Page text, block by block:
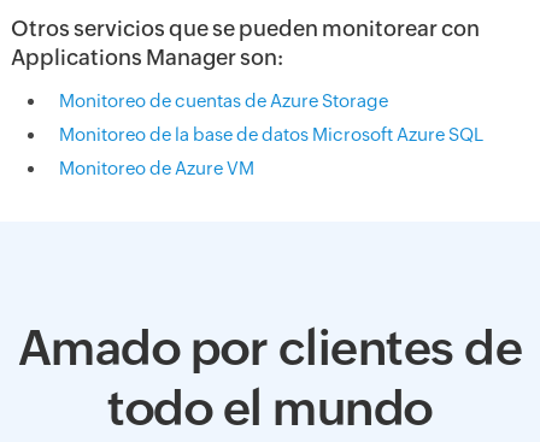
Otros servicios que se pueden monitorear con
Applications Manager son:
Monitoreo de cuentas de Azure Storage
Monitoreo de la base de datos Microsoft Azure SQL
Monitoreo de Azure VM
Amado por clientes de
todo el mundo